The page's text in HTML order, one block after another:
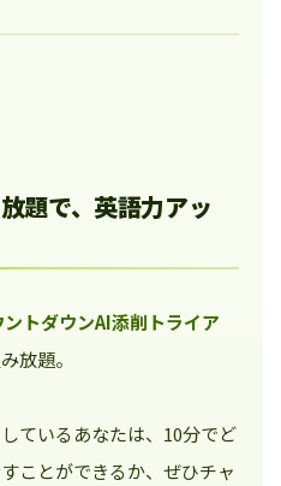
題で、英語力アッ
トダウンAI添削トライア
放題。
ているあなたは、10分でど
ことができるか、ぜひチャ